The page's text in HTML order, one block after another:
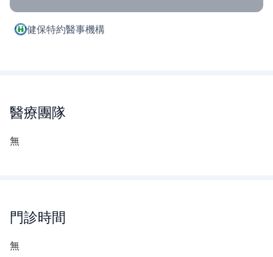
健保特約醫事機構
醫療團隊
無
門診時間
無